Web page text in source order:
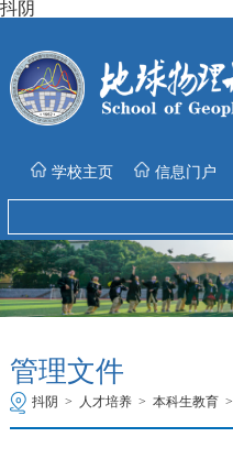
抖阴
学校主页 信息门户
管理文件
抖阴 > 人才培养 > 本科生教育 >